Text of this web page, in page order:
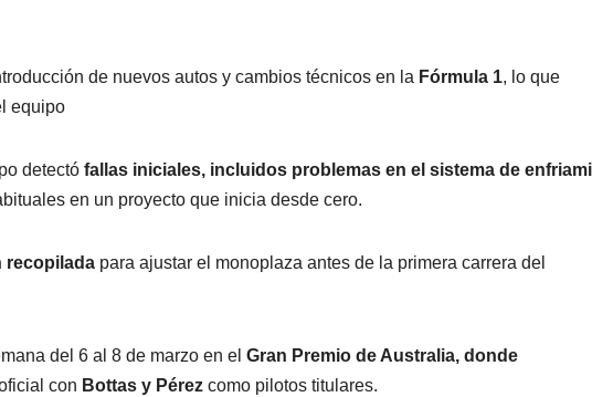
de nuevos autos y cambios técnicos en la Fórmula 1, lo que
equipo
detectó fallas iniciales, incluidos problemas en el sistema de
en un proyecto que inicia desde cero.
recopilada para ajustar el monoplaza antes de la primera carrera del
del 6 al 8 de marzo en el Gran Premio de Australia, donde
con Bottas y Pérez como pilotos titulares.